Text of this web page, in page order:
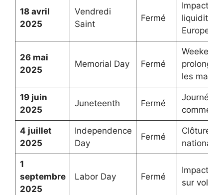
18 avril
2025
Vendredi
Saint
Fermé
Impact sur
liquidité
Europe
26 mai
2025
Memorial Day Fermé
Weekend
prolongé
les
19 juin
2025
Juneteenth Fermé
Journée
4 juillet
2025
Independence
Day
Fermé
Clôture
nationale
1
septembre
2025
Labor Day Fermé
Impact
sur